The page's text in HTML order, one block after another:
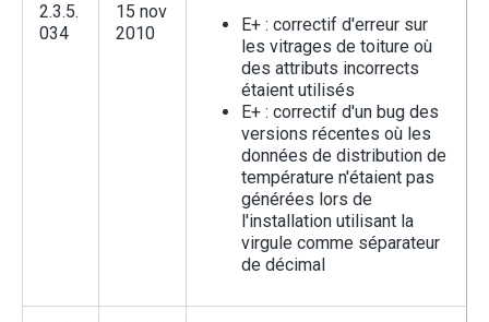
2.3.5.
034
15 nov
2010
E+ : correctif d'erreur sur
les vitrages de toiture où
des attributs incorrects
étaient utilisés
E+ : correctif d'un bug des
versions récentes où les
données de distribution de
température n'étaient pas
générées lors de
l'installation utilisant la
virgule comme séparateur
de décimal